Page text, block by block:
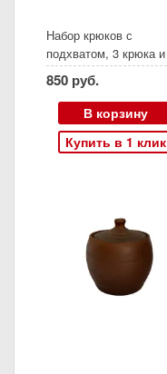
Набор крюков с
подхватом, 3 крюка и
перекладина
850 руб.
В корзину
Купить в 1 клик